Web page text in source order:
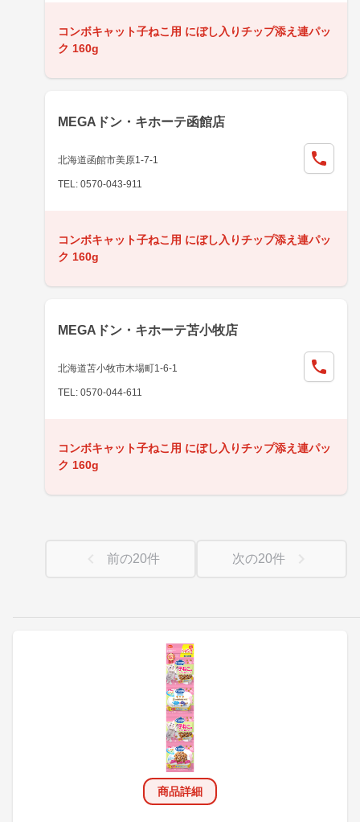
商品詳細
コンボキャット子ねこ用 にぼし入りチップ添え連パッ
ク 160g
MEGAドン・キホーテ函館店
北海道函館市美原1-7-1
TEL: 0570-043-911
コンボキャット子ねこ用 にぼし入りチップ添え連パッ
ク 160g
MEGAドン・キホーテ苫小牧店
北海道苫小牧市木場町1-6-1
TEL: 0570-044-611
コンボキャット子ねこ用 にぼし入りチップ添え連パッ
ク 160g
前の20件 次の20件